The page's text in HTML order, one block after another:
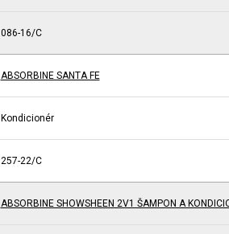
086-16/C
ABSORBINE SANTA FE
Kondicionér
257-22/C
ABSORBINE SHOWSHEEN 2V1 ŠAMPON A